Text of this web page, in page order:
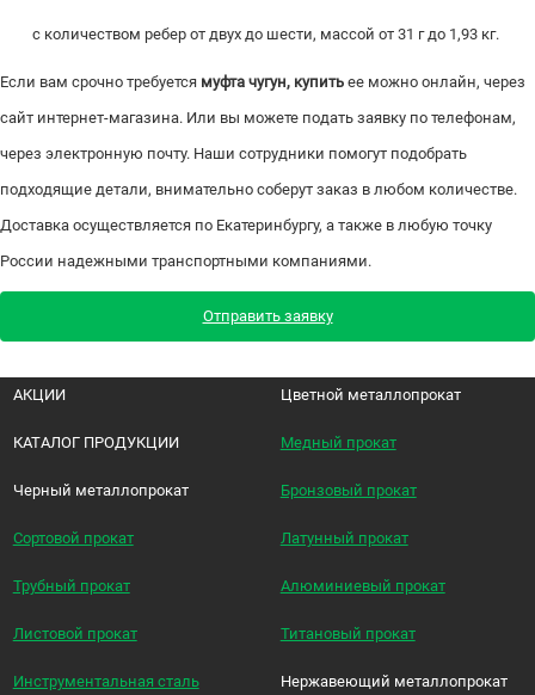
с количеством ребер от двух до шести, массой от 31 г до 1,93 кг.
Если вам срочно требуется муфта чугун, купить ее можно онлайн, через
сайт интернет-магазина. Или вы можете подать заявку по телефонам,
через электронную почту. Наши сотрудники помогут подобрать
подходящие детали, внимательно соберут заказ в любом количестве.
Доставка осуществляется по Екатеринбургу, а также в любую точку
России надежными транспортными компаниями.
Отправить заявку
АКЦИИ
КАТАЛОГ ПРОДУКЦИИ
Черный металлопрокат
Сортовой прокат
Трубный прокат
Листовой прокат
Инструментальная сталь
Цветной металлопрокат
Медный прокат
Бронзовый прокат
Латунный прокат
Алюминиевый прокат
Титановый прокат
Нержавеющий металлопрокат